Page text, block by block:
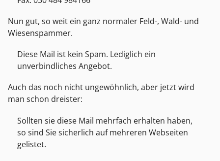
Nun gut, so weit ein ganz normaler Feld-, Wald- und
Wiesenspammer.
Diese Mail ist kein Spam. Lediglich ein
unverbindliches Angebot.
Auch das noch nicht ungewöhnlich, aber jetzt wird
man schon dreister:
Sollten sie diese Mail mehrfach erhalten haben,
so sind Sie sicherlich auf mehreren Webseiten
gelistet.